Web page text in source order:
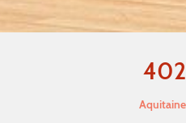
Aquitaine